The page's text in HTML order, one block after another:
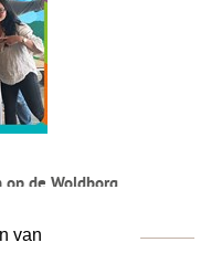
van
op de Woldborg